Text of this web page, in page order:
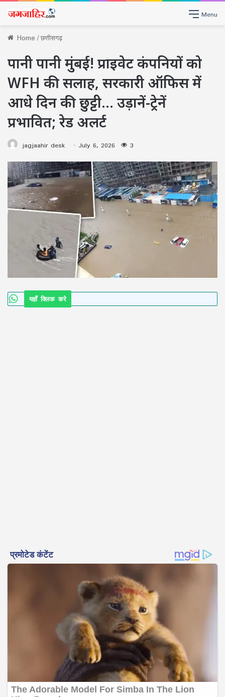
Menu
Home/छत्तीसगढ़
पानी पानी मुंबई! प्राइवेट कंपनियों को
WFH की सलाह, सरकारी ऑफिस में
आधे दिन की छुट्टी… उड़ानें-ट्रेनें
प्रभावित; रेड अलर्ट
jagjaahir desk July 6, 2026 3
यहाँ क्लिक करे